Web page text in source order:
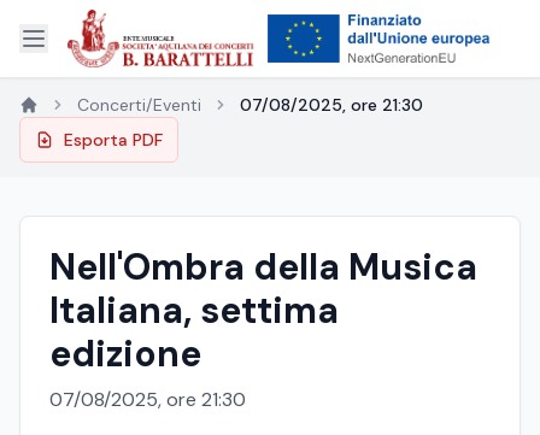
Concerti/Eventi
07/08/2025, ore 21:30
Esporta PDF
Nell'Ombra della Musica
Italiana, settima
edizione
07/08/2025, ore 21:30